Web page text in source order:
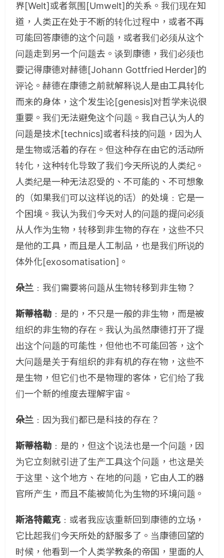
界[Welt]或者氛围[Umwelt]的关系。我们现在知
道，人类正在处于不断的转化过程中，或者不再
可能回答康德的这个问题，或者我们必须从这个
问题走到另一个问题去。谈到康德，我们必须也
要记得康德对赫德[Johann Gottfried Herder]的
评论。赫德在康德之前就解释说人是由工具转化
而来的身体，这个发生论[genesis]对哲学来说很
重要。我们无法避免这个问题。我自己认为人的
问题是技术[technics]或者科技的问题，因为人
是生物或活着的存在。但这种存在由它的活动所
转化，这种转化导致了我们今天所说的人类纪。
人类纪是一种无法忍受的、不可能的、不可想象
的（如果我们可以这样说的话）的处境﹕它是一
个困境。我认为我们今天对人的问题的提问必须
从人作为生物，转移到非生物的存在，这些不只
是他的工具，而且是人工制品，也是我们所说的
体外化[exosomatisation]。
朵兰 ﹕我们需要将问题从生物转移到非生物？
斯蒂格勒 ﹕是的，不只是一般的非生物，而是被
组织的非生物的存在。我认为虽然康德打开了提
出这个问题的可能性，但他也不可能回答，这个
大问题是关于有组织的非有机的存在物，这些不
是生物，但它们也不是物理的客体，它们给了我
们一个新的维度去理解宇宙。
朵兰 ﹕因为我们都已是科技的存在？
斯蒂格勒 ﹕是的，但这个说法也是一个问题，因
为它立刻就引进了生产工具这个问题，也这是关
于这里、这个地方、在地的问题，它由人工的器
官所产生，而且不能被简化为生物的环境问题。
斯洛特戴克 ﹕或者我应该重新回到康德的立场，
它比起我们今天所处的舒服多了。当康德回望的
时候，他看到一个人类学教条的帝国，里面的人